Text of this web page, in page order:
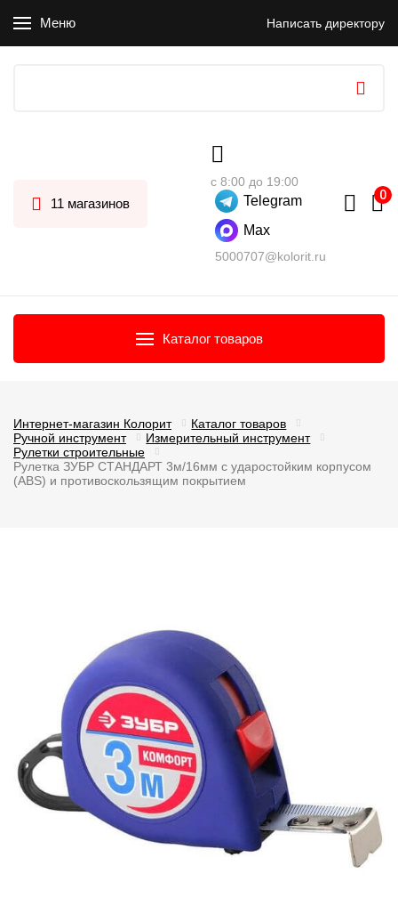
Меню Написать директору
11 магазинов
с 8:00 до 19:00
Telegram
Max
5000707@kolorit.ru
Каталог товаров
Интернет-магазин Колорит
Каталог товаров
Ручной инструмент
Измерительный инструмент
Рулетки строительные
Рулетка ЗУБР СТАНДАРТ 3м/16мм с ударостойким корпусом
(ABS) и противоскользящим покрытием